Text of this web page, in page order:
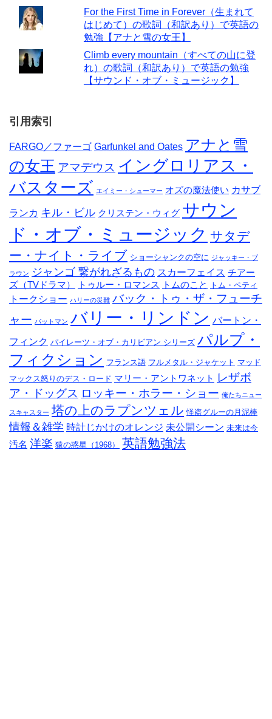
For the First Time in Forever（生まれて
はじめて）の歌詞（和訳あり）で英語の
勉強【アナと雪の女王】
Climb every mountain（すべての山に登
れ）の歌詞（和訳あり）で英語の勉強
【サウンド・オブ・ミュージック】
引用索引
FARGO／ファーゴ Garfunkel and Oates アナと雪
の女王 アマデウス イングロリアス・
バスターズ エイミー・シューマー オズの魔法使い カサブ
ランカ キル・ビル クリステン・ウィグ サウン
ド・オブ・ミュージック サタデ
ー・ナイト・ライブ ショーシャンクの空に ジャッキー・ブ
ラウン ジャンゴ 繋がれざるもの スカーフェイス チアー
ズ（TVドラマ）
トゥルー・ロマンス トムのこと トム・ペティ
トークショー ハリーの災難 バック・トゥ・ザ・フューチ
ャー バットマン バリー・リンドン バートン・
フィンク パイレーツ・オブ・カリビアン シリーズ パルプ・
フィクション フランス語 フルメタル・ジャケット マッド
マックス怒りのデス・ロード マリー・アントワネット
レザボ
ア・ドッグス ロッキー・ホラー・ショー 俺たちニュー
スキャスター 塔の上のラプンツェル 怪盗グルーの月泥棒
情報＆雑学 時計じかけのオレンジ 未公開シーン 未来は今
汚名 洋楽 猿の惑星（1968） 英語勉強法